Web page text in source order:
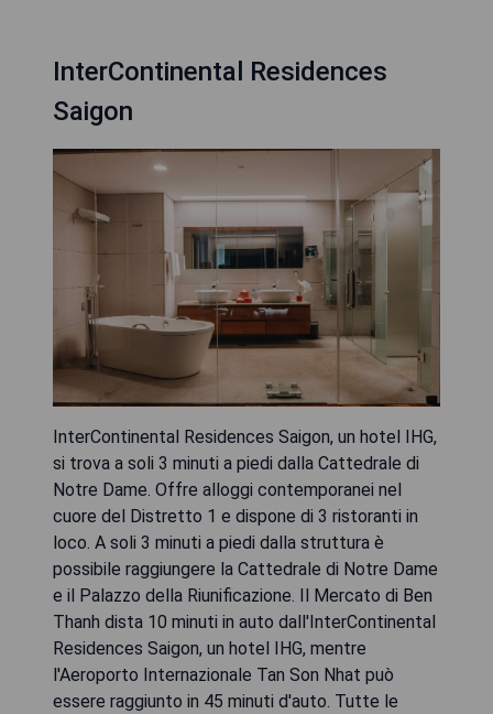
InterContinental Residences
Saigon
InterContinental Residences Saigon, un hotel IHG,
si trova a soli 3 minuti a piedi dalla Cattedrale di
Notre Dame. Offre alloggi contemporanei nel
cuore del Distretto 1 e dispone di 3 ristoranti in
loco. A soli 3 minuti a piedi dalla struttura è
possibile raggiungere la Cattedrale di Notre Dame
e il Palazzo della Riunificazione. Il Mercato di Ben
Thanh dista 10 minuti in auto dall'InterContinental
Residences Saigon, un hotel IHG, mentre
l'Aeroporto Internazionale Tan Son Nhat può
essere raggiunto in 45 minuti d'auto. Tutte le